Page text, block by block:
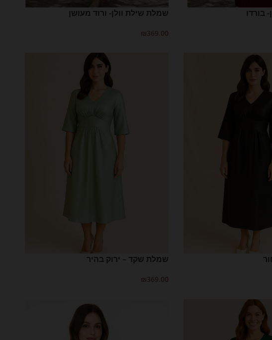
בורדו שמלת שילת וולן- ורוד מעושן
₪369.00
שמלת שקד – ירוק בהיר
₪369.00